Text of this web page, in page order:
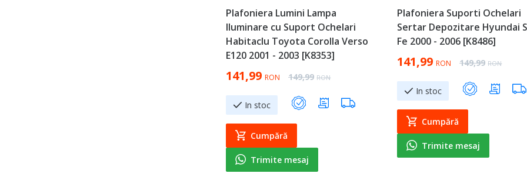
Plafoniera Lumini Lampa
Iluminare cu Suport Ochelari
Habitaclu Toyota Corolla Verso
E120 2001 - 2003 [K8353]
Special Price
141,99 RON Regular Price
149,99 RON
In stoc
Cumpără
Trimite mesaj
Plafoniera Suporti Ochelari
Sertar Depozitare Hyundai
Fe 2000 - 2006 [K8486]
Special Price
141,99 RON Regular Price
149,99 RON
In stoc
Cumpără
Trimite mesaj